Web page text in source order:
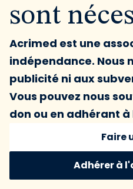
sont
Acrimed est une
indépendance. Nous
publicité ni aux
Vous pouvez nous
don ou en adhérant
Faire
Adhérer à